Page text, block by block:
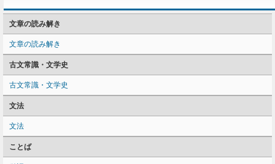
文章の読み解き
文章の読み解き
古文常識・文学史
古文常識・文学史
文法
文法
ことば